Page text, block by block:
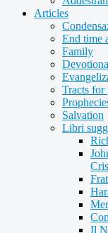
Articles
End time
Family
Tracts for
Salvation
Libri
Il